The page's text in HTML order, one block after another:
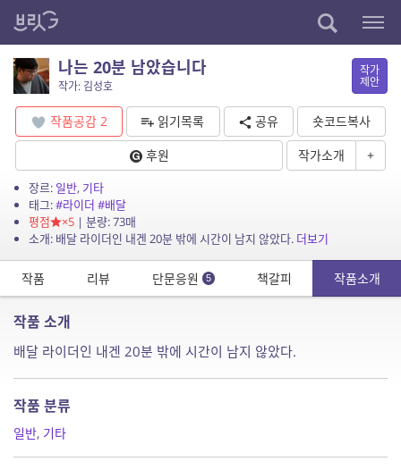
나는 20분 남았습니다
작가: 김성호
작가
제안
작품공감 2 읽기목록 공유
숏코드복사
후원
작가소개 +
장르: 일반, 기타
태그:#라이더 #배달
평점
×5| 분량: 73매
소개: 배달 라이더인 내겐 20분 밖에 시간이 남지 않았다. 더보기
작품 리뷰 단문응원 5 책갈피 작품소개
작품 소개
배달 라이더인 내겐 20분 밖에 시간이 남지 않았다.
작품 분류
일반, 기타